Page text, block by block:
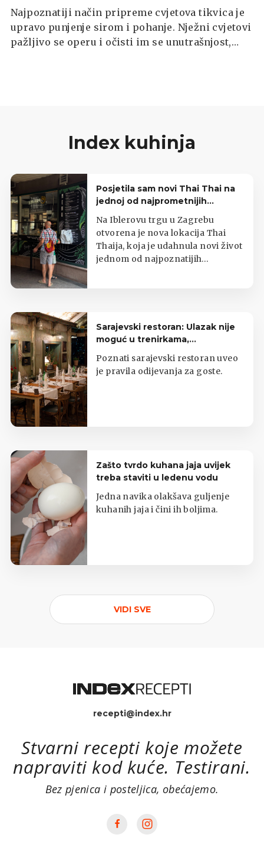
Najpoznatiji način pripreme cvjetova tikvica je
upravo punjenje sirom i pohanje. Nježni cvjetovi
pažljivo se operu i očisti im se unutrašnjost,
Index kuhinja
Posjetila sam novi Thai Thai na
jednoj od najprometnijih
zagrebačkih lokacija
Na Iblerovu trgu u Zagrebu
otvorena je nova lokacija Thai
Thaija, koja je udahnula novi život
jednom od najpoznatijih
Sarajevski restoran: Ulazak nije
moguć u trenirkama,
potkošuljama i japankama
Poznati sarajevski restoran uveo
je pravila odijevanja za goste.
Zašto tvrdo kuhana jaja uvijek
treba staviti u ledenu vodu
Jedna navika olakšava guljenje
kuhanih jaja i čini ih boljima.
VIDI SVE
recepti@index.hr
Stvarni recepti koje možete
napraviti kod kuće. Testirani.
Bez pjenica i posteljica, obećajemo.